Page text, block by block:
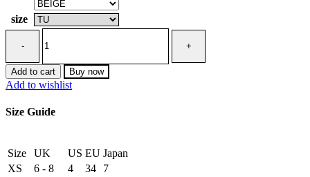
size
Bag
Short
quantity
Add to cart Buy now
Add to wishlist
Size Guide
Size UK US EU Japan
XS
6 - 8 4 34
7